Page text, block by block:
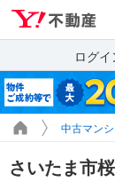
ログイ
中古マン
さいたま市